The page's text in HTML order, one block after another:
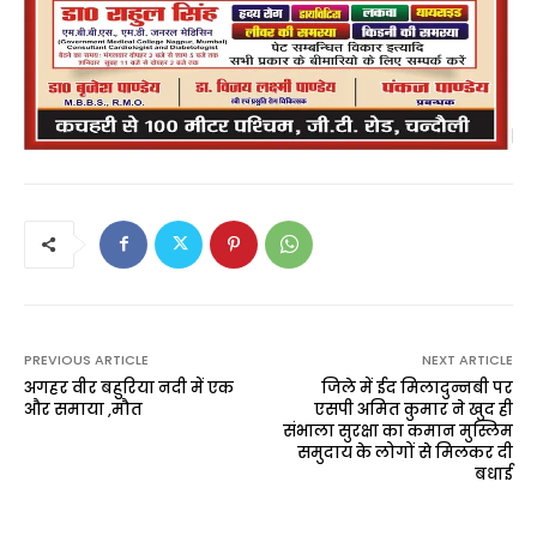
PREVIOUS ARTICLE
अगहर वीर बहुरिया नदी में एक
और समाया ,मौत
NEXT ARTICLE
जिले में ईद मिलादुन्नबी पर
एसपी अमित कुमार ने खुद ही
संभाला सुरक्षा का कमान मुस्लिम
समुदाय के लोगों से मिलकर दी
बधाई